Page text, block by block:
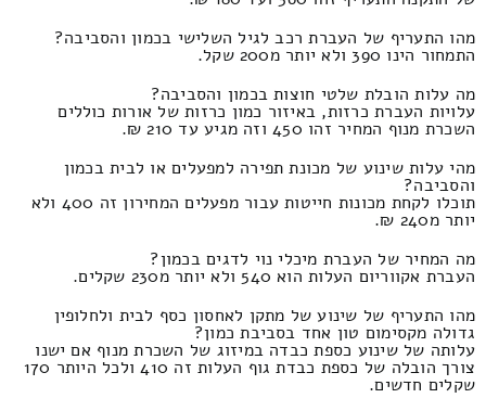
מהו התעריף של העברת רכב לגיל השלישי בכמון והסביבה?
התמחור הינו 390 ולא יותר מ200 שקל.
מה עלות הובלת שלטי חוצות בכמון והסביבה?
עלויות העברת כרזות, באיזור כמון כרזות של אורות כוללים
השכרת מנוף המחיר זהו 450 וזה מגיע עד 210 ₪.
מהי עלות שינוע של מכונת תפירה למפעלים או לבית בכמון
והסביבה?
תוכלו לקחת מכונות חייטות עבור מפעלים המחירון זה 400 ולא
יותר מ240 ₪.
מה המחיר של העברת מיכלי נוי לדגים בכמון?
העברת אקווריום העלות הוא 540 ולא יותר מ230 שקלים.
מהו התעריף של שינוע של מתקן לאחסון כסף לבית ולחלופין
גדולה מקסימום טון אחד בסביבת כמון?
עלותה של שינוע כספת כבדה במיזוג של השכרת מנוף אם ישנו
צורך הובלה של כספת כבדת גוף העלות זה 410 ולכל היותר 170
שקלים חדשים.